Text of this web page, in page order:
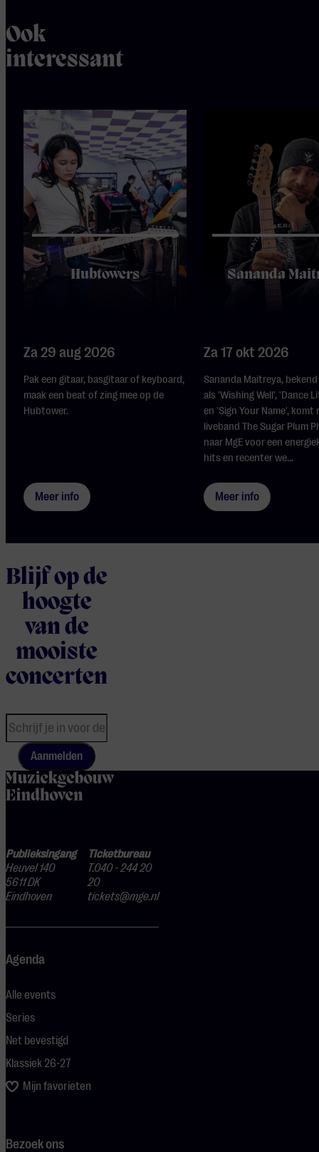
Ook
interessant
Hubtowers
Za 29 aug 2026
Pak een gitaar, basgitaar of keyboard,
maak een beat of zing mee op de
Hubtower.
Meer info
Sananda
Za 17 okt 2026
Sananda Maitreya,
als 'Wishing Well', 'Dance
en 'Sign Your Name', komt
liveband The Sugar Plum
naar MgE voor een
hits en recenter we...
Meer info
Blijf op de
hoogte
van de
mooiste
concerten
Aanmelden
Publieksingang
Heuvel 140
5611 DK
Eindhoven
Ticketbureau
T.040 - 244 20
20
tickets@mge.nl
Agenda
Alle events
Series
Net bevestigd
Klassiek 26-27
Mijn favorieten
Bezoek ons